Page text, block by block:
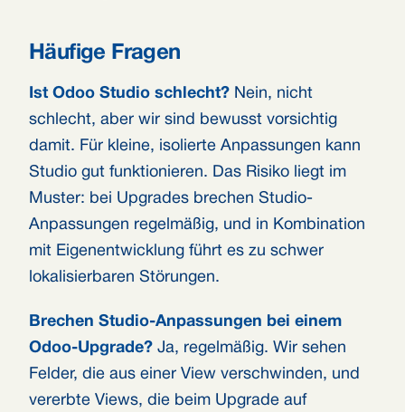
Häufige Fragen
Ist Odoo Studio schlecht? Nein, nicht
schlecht, aber wir sind bewusst vorsichtig
damit. Für kleine, isolierte Anpassungen kann
Studio gut funktionieren. Das Risiko liegt im
Muster: bei Upgrades brechen Studio-
Anpassungen regelmäßig, und in Kombination
mit Eigenentwicklung führt es zu schwer
lokalisierbaren Störungen.
Brechen Studio-Anpassungen bei einem
Odoo-Upgrade? Ja, regelmäßig. Wir sehen
Felder, die aus einer View verschwinden, und
vererbte Views, die beim Upgrade auf